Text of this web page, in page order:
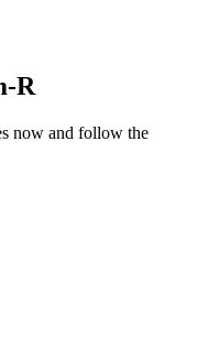
R
now and follow the